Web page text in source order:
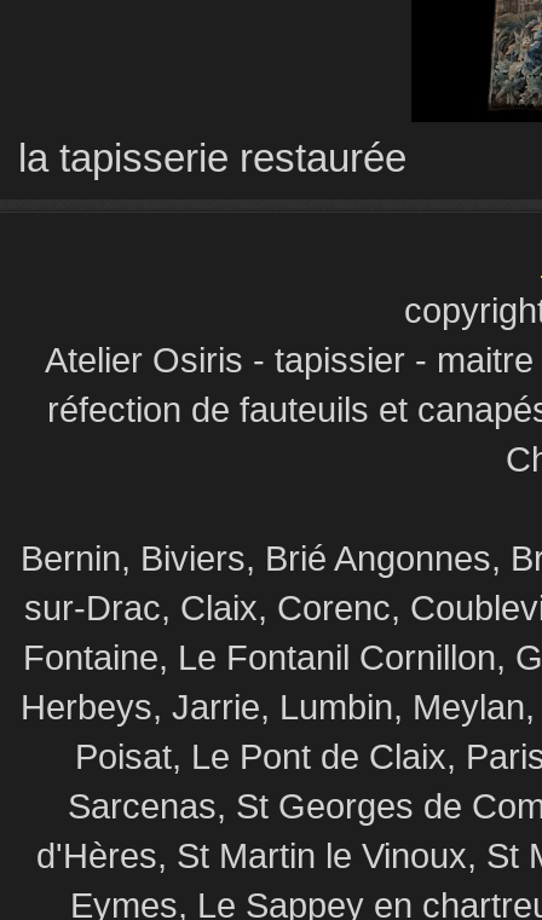
la tapisserie restaurée
Atelier Osiris - tapissier -
réfection de fauteuils et
Bernin, Biviers, Brié Angonnes,
sur-Drac, Claix, Corenc,
Fontaine, Le Fontanil Cornillon,
Herbeys, Jarrie, Lumbin,
Poisat, Le Pont de Claix,
Sarcenas, St Georges de
d'Hères, St Martin le Vinoux, St
Eymes, Le Sappey en